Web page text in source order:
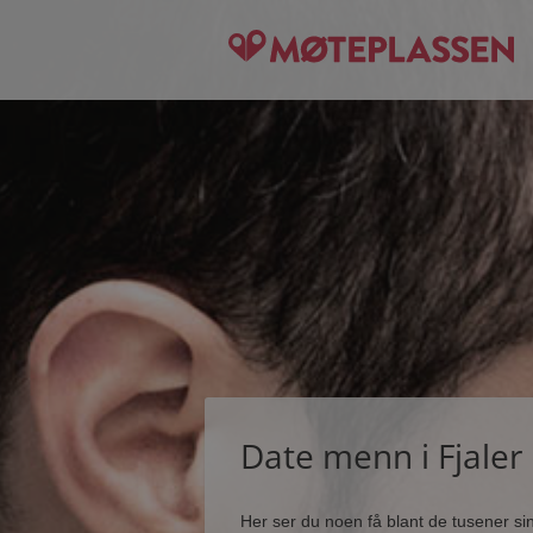
Date menn i Fjaler
Her ser du noen få blant de tusener